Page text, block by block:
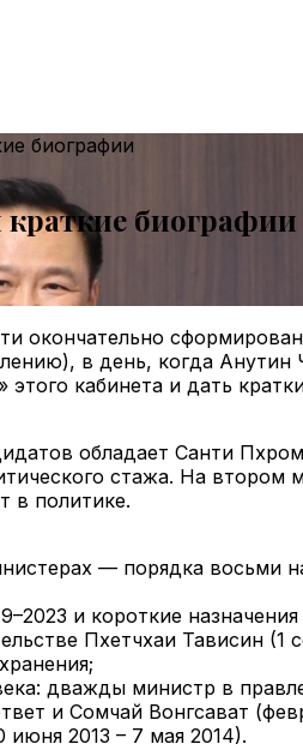
биографии
краткие биографии
окончательно
в день, когда
кабинета и дать
обладает Санти
стажа. На
в политике.
— порядка восьми
и короткие назначения
Пхетчхаи Тависин (1
дважды министр в
и Сомчай Вонгсават
2013 – 7 мая 2014).